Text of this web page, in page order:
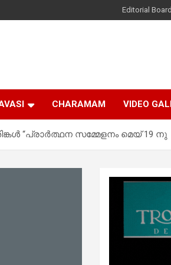
Editorial Board
CHARAMAM VIDEO
“പ്രാർത്ഥന സമ്മേളനം മെയ് 19 നു